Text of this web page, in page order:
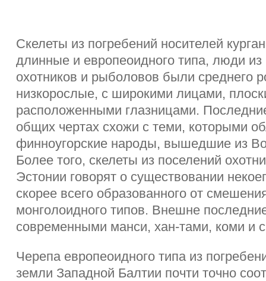
Скелеты из погребений носителей
длинные и европеоидного типа, люди из
охотников и рыболовов были среднего
низкорослые, с широкими лицами,
расположенными глазницами.
общих чертах схожи с теми, которыми
финноугорские народы, вышедшие из
Более того, скелеты из поселений
Эстонии говорят о существовании
скорее всего образованного от
монголоидного типов. Внешне
современными манси, хан-тами, коми и
Черепа европеоидного типа из
земли Западной Балтии почти точно